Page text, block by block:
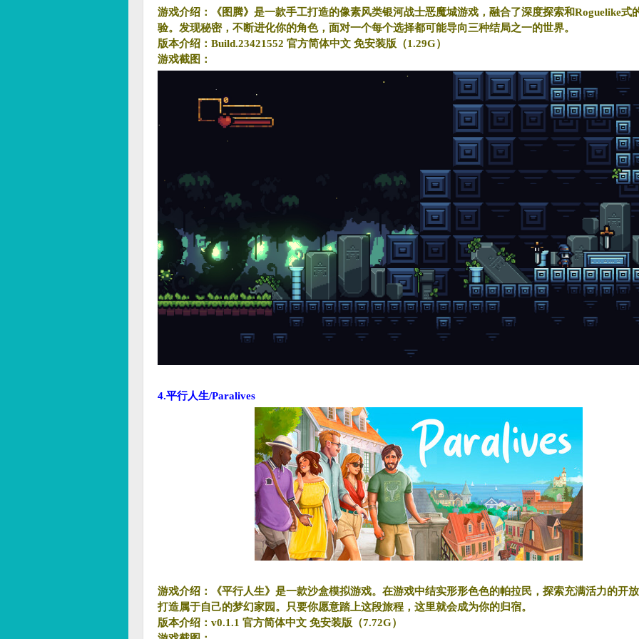
游戏介绍：《图腾》是一款手工打造的像素风类银河战士恶魔城游戏，融合了深度探索和Roguelike式
验。发现秘密，不断进化你的角色，面对一个每个选择都可能导向三种结局之一的世界。
版本介绍：Build.23421552 官方简体中文 免安装版（1.29G）
游戏截图：
4.平行人生/Paralives
游戏介绍：《平行人生》是一款沙盒模拟游戏。在游戏中结实形形色色的帕拉民，探索充满活力的开
打造属于自己的梦幻家园。只要你愿意踏上这段旅程，这里就会成为你的归宿。
版本介绍：v0.1.1 官方简体中文 免安装版（7.72G）